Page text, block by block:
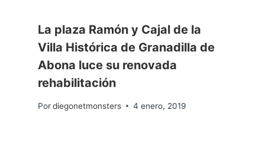
La plaza Ramón y Cajal de la
Villa Histórica de Granadilla de
Abona luce su renovada
rehabilitación
Pordiegonetmonsters 4 enero, 2019